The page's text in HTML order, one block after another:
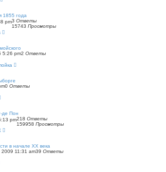
1855 года
pm3 Ответы
15743 Просмотры
5:26 pm2 Ответы
0 Ответы
де Пон
pm218 Ответы
159958 Просмотры
в начале ХХ века
2009 11:31 am39 Ответы